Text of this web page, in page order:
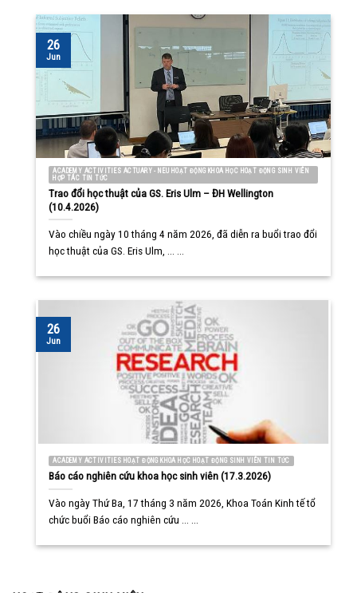
ACADEMY ACTIVITIES ACTUARY - NEU HOẠT ĐỘNG KHOA HỌC HOẠT ĐỘNG SINH VIÊN
HỢP TÁC TIN TỨC
Trao đổi học thuật của GS. Eris Ulm – ĐH Wellington
(10.4.2026)
Vào chiều ngày 10 tháng 4 năm 2026, đã diễn ra buổi trao đổi
học thuật của GS. Eris Ulm, ... ...
26
Jun
ACADEMY ACTIVITIES HOẠT ĐỘNG KHOA HỌC HOẠT ĐỘNG SINH VIÊN TIN TỨC
Báo cáo nghiên cứu khoa học sinh viên (17.3.2026)
Vào ngày Thứ Ba, 17 tháng 3 năm 2026, Khoa Toán Kinh tế tổ
chức buổi Báo cáo nghiên cứu ... ...
26
Jun